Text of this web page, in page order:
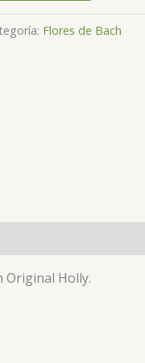
Flores de Bach
Original Holly.